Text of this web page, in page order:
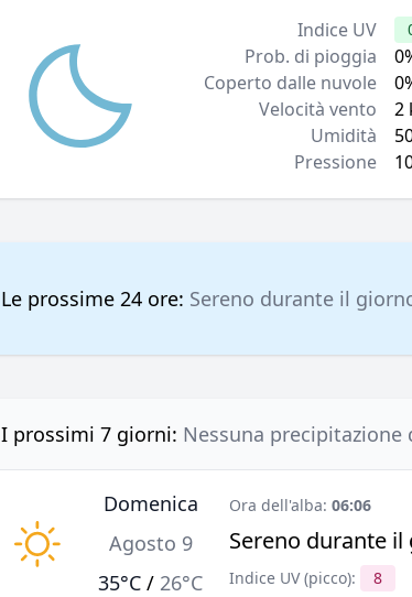
Indice UV
Prob. di pioggia
Coperto dalle nuvole
Velocità vento
Umidità
Pressione
2
Le prossime 24 ore: Sereno durante il
I prossimi 7 giorni: Nessuna
Domenica
Agosto 9
35°C / 26°C
Ora dell'alba: 06:06
Sereno durante il
Indice UV (picco): 8